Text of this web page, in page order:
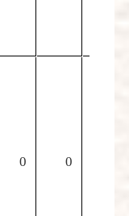
0 0